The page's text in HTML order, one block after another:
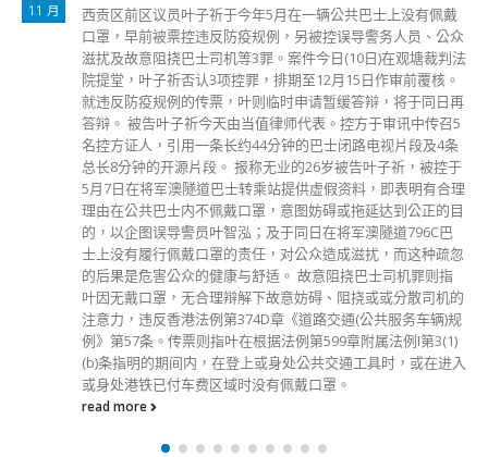
11 月
西贡区前区议员叶子祈于今年5月在一辆公共巴士上没有佩戴
口罩，早前被票控违反防疫规例，另被控误导警务人员、公众
滋扰及故意阻挠巴士司机等3罪。案件今日(10日)在观塘裁判法
院提堂，叶子祈否认3项控罪，排期至12月15日作审前覆核。
就违反防疫规例的传票，叶则临时申请暂缓答辩，将于同日再
答辩。 被告叶子祈今天由当值律师代表。控方于审讯中传召5
名控方证人，引用一条长约44分钟的巴士闭路电视片段及4条
总长8分钟的开源片段。 报称无业的26岁被告叶子祈，被控于
5月7日在将军澳隧道巴士转乘站提供虚假资料，即表明有合理
理由在公共巴士内不佩戴口罩，意图妨碍或拖延达到公正的目
的，以企图误导警员叶智泓；及于同日在将军澳隧道796C巴
士上没有履行佩戴口罩的责任，对公众造成滋扰，而这种疏忽
的后果是危害公众的健康与舒适。 故意阻挠巴士司机罪则指
叶因无戴口罩，无合理辩解下故意妨碍、阻挠或或分散司机的
注意力，违反香港法例第374D章《道路交通(公共服务车辆)规
例》第57条。传票则指叶在根据法例第599章附属法例I第3(1)
(b)条指明的期间内，在登上或身处公共交通工具时，或在进入
或身处港铁已付车费区域时没有佩戴口罩。
read more